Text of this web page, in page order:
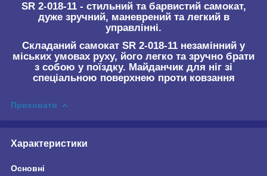
SR 2-018-11 - стильний та барвистий самокат,
дуже зручний, маневрений та легкий в
управлінні.
Складаний самокат SR 2-018-11 незамінний у
міських умовах руху, його легко та зручно брати
з собою у поїздку. Майданчик для ніг зі
спеціальною поверхнею проти ковзання
Приховати
Характеристики
Основні